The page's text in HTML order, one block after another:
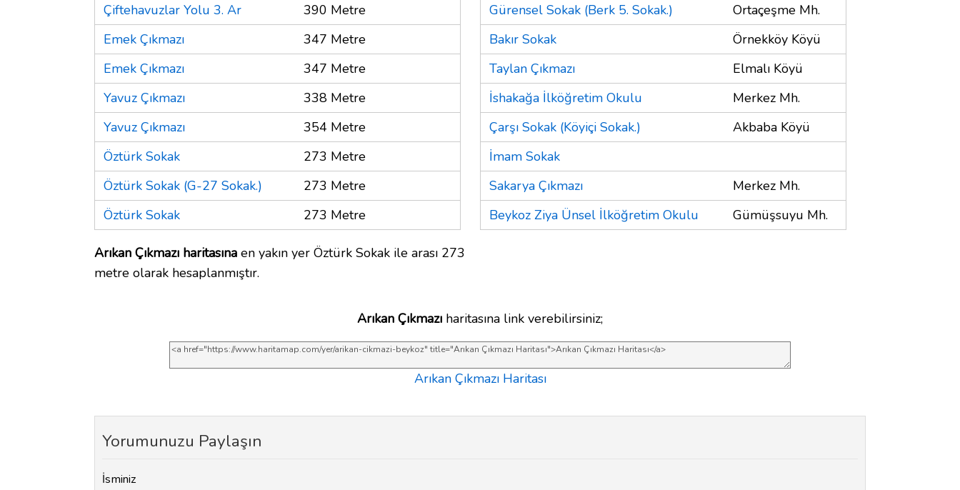
Çiftehavuzlar Yolu 3. Ar
390 Metre
Emek Çıkmazı
347 Metre
Emek Çıkmazı
347 Metre
Yavuz Çıkmazı
338 Metre
Yavuz Çıkmazı
354 Metre
Öztürk Sokak
273 Metre
Öztürk Sokak (G-27 Sokak.)
273 Metre
Öztürk Sokak
273 Metre
Arıkan Çıkmazı haritasına en yakın yer Öztürk Sokak ile arası 273
metre olarak hesaplanmıştır.
Gürensel Sokak (Berk 5. Sokak.)
Ortaçeşme Mh.
Bakır Sokak
Örnekköy Köyü
Taylan Çıkmazı
Elmalı Köyü
İshakağa İlköğretim Okulu
Merkez Mh.
Çarşı Sokak (Köyiçi Sokak.)
Akbaba Köyü
İmam Sokak
Sakarya Çıkmazı
Merkez Mh.
Beykoz Ziya Ünsel İlköğretim Okulu
Gümüşsuyu Mh.
Arıkan Çıkmazı haritasına link verebilirsiniz;
Arıkan Çıkmazı Haritası
Yorumunuzu Paylaşın
İsminiz